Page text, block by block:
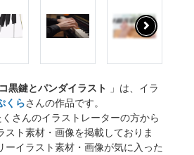
黒鍵とパンダイラスト
」は、イラ
くらさんの作品です。
さんのイラストレーターの方から
スト素材・画像を掲載しておりま
ーイラスト素材・画像が気に入った